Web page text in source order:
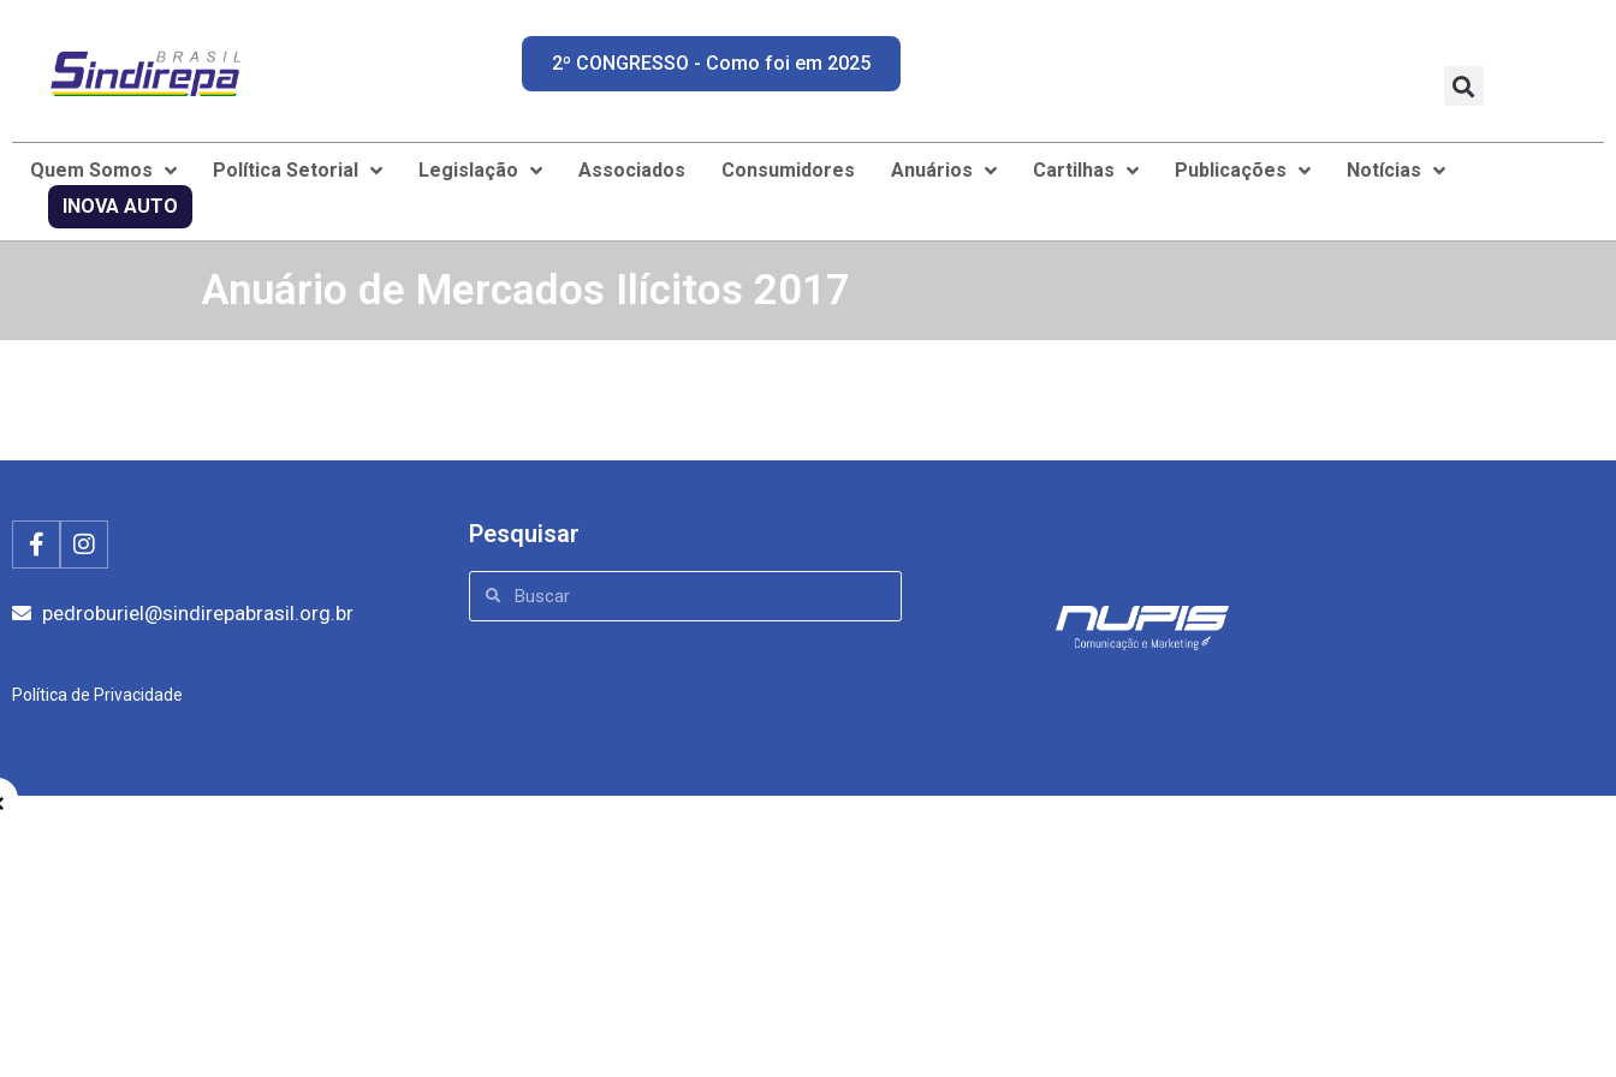
2º CONGRESSO - Como foi em 2025
Quem Somos Política Setorial Legislação Associados Consumidores Anuários Cartilhas Publicações
Notícias
INOVA AUTO
Anuário de Mercados Ilícitos 2017
pedroburiel@sindirepabrasil.org.br
Política de Privacidade
Pesquisar